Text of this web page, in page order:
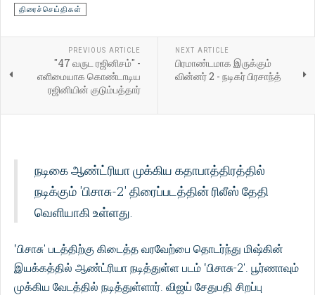
திரைச்செய்திகள்
PREVIOUS ARTICLE
"47 வருட ரஜினிசம்" -
எளிமையாக கொண்டாடிய
ரஜினியின் குடும்பத்தார்
NEXT ARTICLE
பிரமாண்டமாக இருக்கும்
வின்னர் 2 - நடிகர் பிரசாந்த்
நடிகை ஆண்ட்ரியா முக்கிய கதாபாத்திரத்தில்
நடிக்கும் 'பிசாசு-2' திரைப்படத்தின் ரிலீஸ் தேதி
வெளியாகி உள்ளது.
‛பிசாசு' படத்திற்கு கிடைத்த வரவேற்பை தொடர்ந்து மிஷ்கின்
இயக்கத்தில் ஆண்ட்ரியா நடித்துள்ள படம் ‛பிசாசு-2'. பூர்ணாவும்
முக்கிய வேடத்தில் நடித்துள்ளார். விஜய் சேதுபதி சிறப்பு